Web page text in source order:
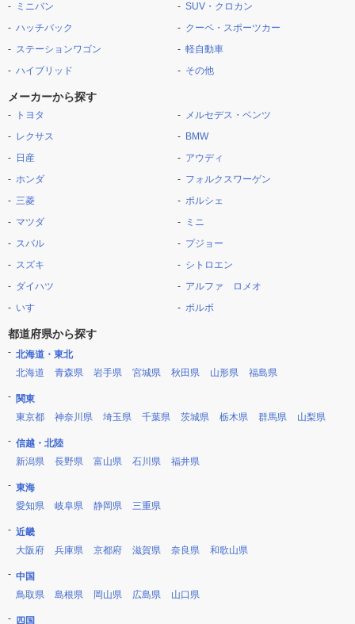
ミニバン
ハッチバック
ステーションワゴン
ハイブリッド
SUV・クロカン
クーペ・スポーツカー
軽自動車
その他
メーカーから探す
トヨタ
レクサス
日産
ホンダ
三菱
マツダ
スバル
スズキ
ダイハツ
いすゞ
メルセデス・ベンツ
BMW
アウディ
フォルクスワーゲン
ポルシェ
ミニ
プジョー
シトロエン
アルファ ロメオ
ボルボ
都道府県から探す
北海道・東北
北海道
青森県 岩手県 宮城県 秋田県 山形県 福島県
関東
東京都
神奈川県 埼玉県 千葉県 茨城県 栃木県 群馬県 山梨県
信越・北陸
新潟県
長野県 富山県 石川県 福井県
東海
愛知県
岐阜県 静岡県 三重県
近畿
大阪府
兵庫県 京都府 滋賀県 奈良県 和歌山県
中国
鳥取県
島根県 岡山県 広島県 山口県
四国